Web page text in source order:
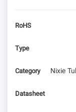
RoHS
Type
Category Nixie
Datasheet